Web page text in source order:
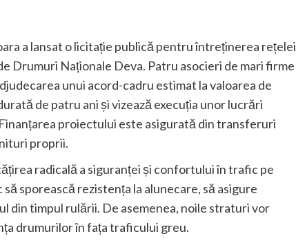
a lansat o licitație publică pentru întreținerea rețelei
Drumuri Naționale Deva. Patru asocieri de mari firme
unui acord-cadru estimat la valoarea de
de patru ani și vizează execuția unor lucrări
proiectului este asigurată din transferuri
proprii.
radicală a siguranței și confortului în trafic pe
sporească rezistența la alunecare, să asigure
din timpul rulării. De asemenea, noile straturi vor
drumurilor în fața traficului greu.